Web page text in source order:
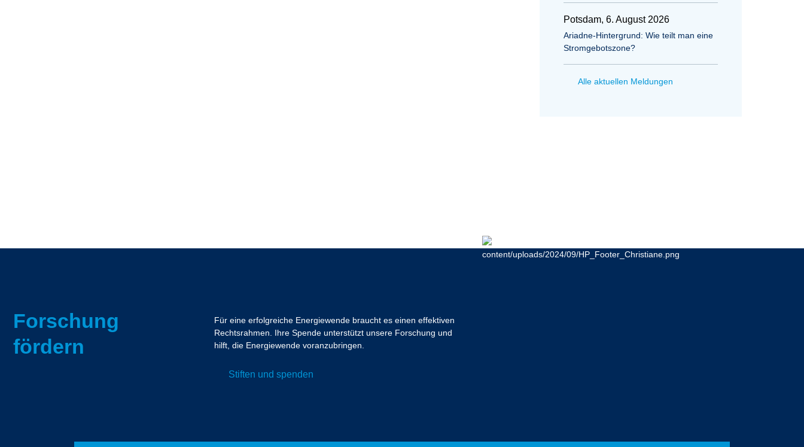
Potsdam, 6. August 2026
Ariadne-Hintergrund: Wie teilt man eine
Stromgebotszone?
Alle aktuellen Meldungen
Forschung
fördern
Für eine erfolgreiche Energiewende braucht es einen effektiven
Rechtsrahmen. Ihre Spende unterstützt unsere Forschung und
hilft, die Energiewende voranzubringen.
Stiften und spenden